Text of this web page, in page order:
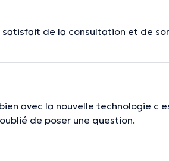
de la consultation et de
avec la nouvelle technologie c
de poser une question.